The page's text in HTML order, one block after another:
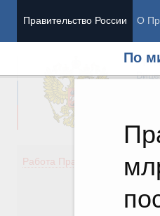
Правительство России О
По
Работа Правительства